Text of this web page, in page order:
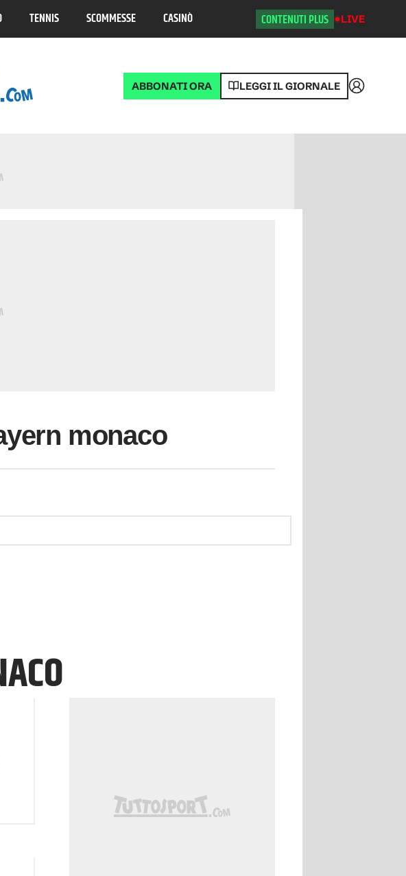
TENNIS SCOMMESSE CASINÒ CONTENUTI PLUS LIVE
ABBONATI ORA LEGGI IL GIORNALE Accedi
monaco